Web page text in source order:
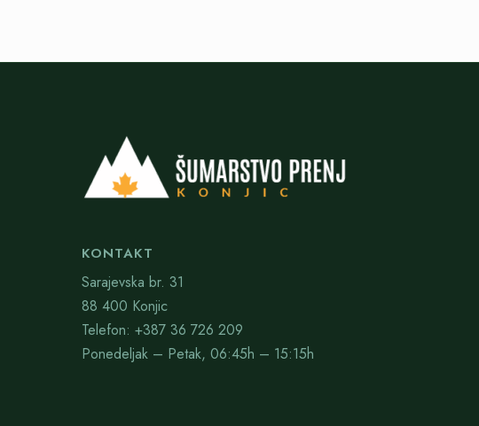
KONTAKT
Sarajevska br. 31
88 400 Konjic
Telefon: +387 36 726 209
Ponedeljak – Petak, 06:45h – 15:15h